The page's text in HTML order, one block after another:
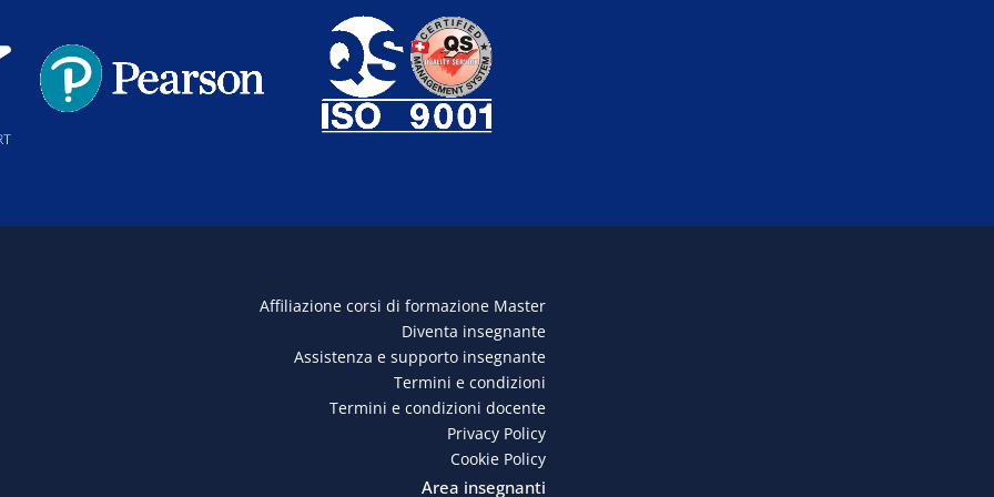
Affiliazione corsi di formazione Master
Diventa insegnante
Assistenza e supporto insegnante
Termini e condizioni
Termini e condizioni docente
Privacy Policy
Cookie Policy
Area insegnanti